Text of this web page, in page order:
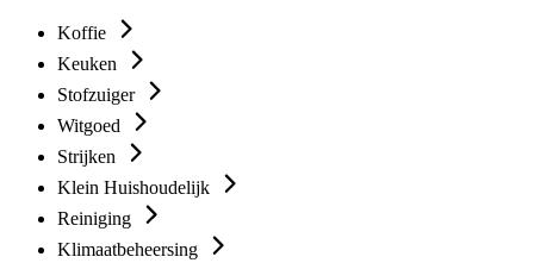
Koffie
Keuken
Stofzuiger
Witgoed
Strijken
Klein Huishoudelijk
Reiniging
Klimaatbeheersing